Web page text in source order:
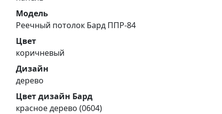
Модель
Реечный потолок Бард ППР-84
Цвет
коричневый
Дизайн
дерево
Цвет дизайн Бард
красное дерево (0604)